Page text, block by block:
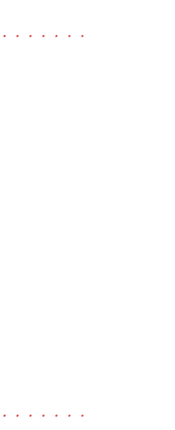
・・・・・・
・・・・・・